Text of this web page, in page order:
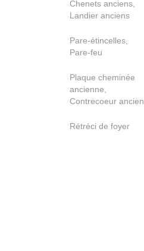
Chenets anciens,
Landier anciens
Pare-étincelles,
Pare-feu
Plaque cheminée
ancienne,
Contrecoeur ancien
Rétréci de foyer